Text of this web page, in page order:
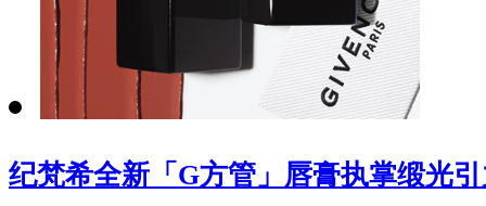
纪梵希全新「G方管」唇膏执掌缎光